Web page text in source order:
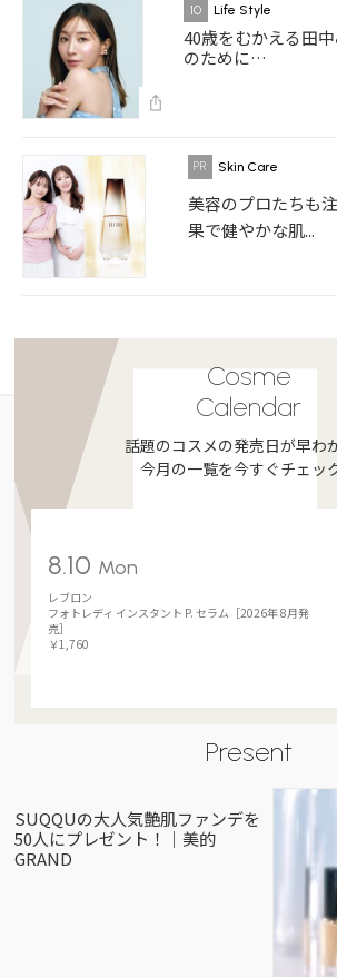
10 Life Style
40歳をむかえる田
のために…
Skin Care
美容のプロたちも
果で健やかな肌...
Cosme
Calendar
話題のコスメの発売日が早わ
今月の一覧を今すぐチェッ
8.10 Mon
レブロン
フォトレディ インスタント P. セラム［2026年 8月発
売］
￥1,760
Present
SUQQUの大人気艶肌ファンデを
50人にプレゼント！｜美的
GRAND